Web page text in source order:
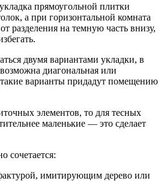
прямоугольной плитки
а при горизонтальной комната
разделения на темную часть внизу,
двумя вариантами укладки, в
диагональная или
варианты придадут помещению
элементов, то для тесных
маленькие — это сделает
сочетается:
имитирующим дерево или